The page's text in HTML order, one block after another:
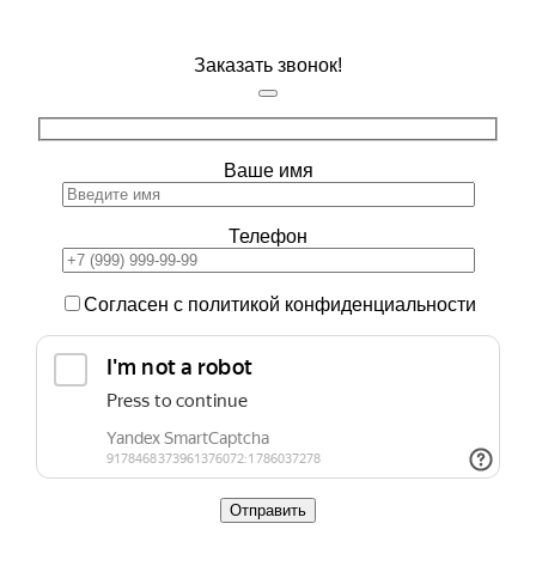
Заказать звонок!
Ваше имя
Телефон
Согласен с политикой конфиденциальности